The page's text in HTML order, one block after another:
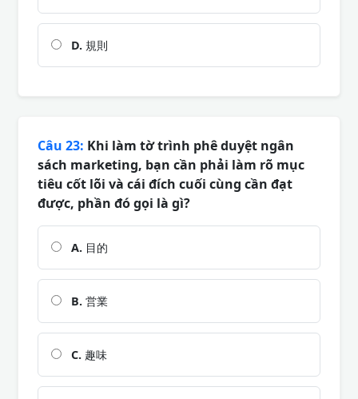
D. 規則
Câu 23: Khi làm tờ trình phê duyệt ngân
sách marketing, bạn cần phải làm rõ mục
tiêu cốt lõi và cái đích cuối cùng cần đạt
được, phần đó gọi là gì?
A. 目的
B. 営業
C. 趣味